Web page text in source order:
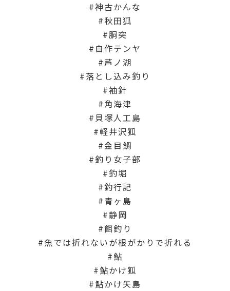
神古かんな
秋田狐
胴突
自作テンヤ
芦ノ湖
落とし込み釣り
袖針
角海津
貝塚人工島
軽井沢狐
金目鯛
釣り女子部
釣堀
釣行記
青ヶ島
静岡
餌釣り
魚では折れないが根がかりで折れる
鮎
鮎かけ狐
鮎かけ矢島